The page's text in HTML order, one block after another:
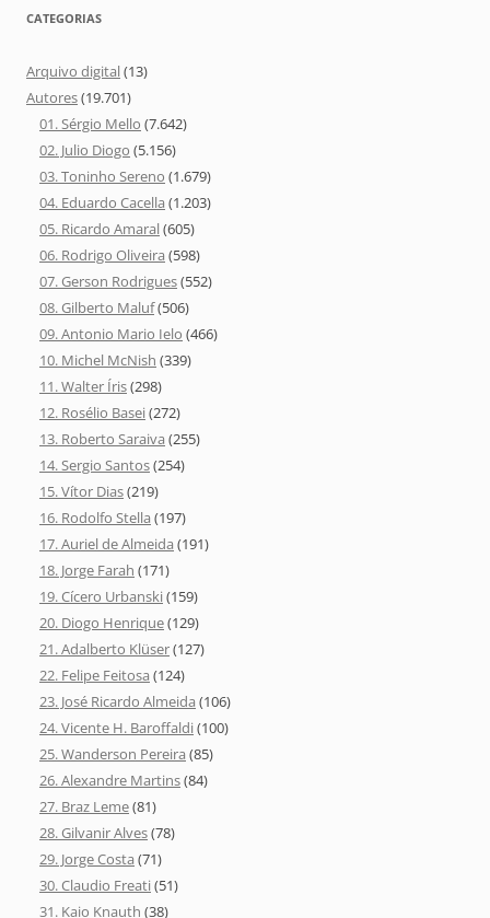
CATEGORIAS
Arquivo digital(13)
Autores(19.701)
01. Sérgio Mello (7.642)
02. Julio Diogo (5.156)
03. Toninho Sereno (1.679)
04. Eduardo Cacella (1.203)
05. Ricardo Amaral(605)
06. Rodrigo Oliveira (598)
07. Gerson Rodrigues(552)
08. Gilberto Maluf(506)
09. Antonio Mario Ielo (466)
10. Michel McNish (339)
11. Walter Íris(298)
12. Rosélio Basei(272)
13. Roberto Saraiva (255)
14. Sergio Santos(254)
15. Vítor Dias(219)
16. Rodolfo Stella (197)
17. Auriel de Almeida (191)
18. Jorge Farah (171)
19. Cícero Urbanski(159)
20. Diogo Henrique(129)
21. Adalberto Klüser(127)
22. Felipe Feitosa (124)
23. José Ricardo Almeida (106)
24. Vicente H. Baroffaldi(100)
25. Wanderson Pereira (85)
26. Alexandre Martins(84)
27. Braz Leme(81)
28. Gilvanir Alves(78)
29. Jorge Costa (71)
30. Claudio Freati(51)
31. Kaio Knauth (38)